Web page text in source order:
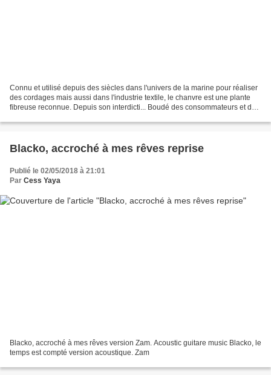
Connu et utilisé depuis des siècles dans l'univers de la marine pour réaliser
des cordages mais aussi dans l'industrie textile, le chanvre est une plante
fibreuse reconnue. Depuis son interdicti... Boudé des consommateurs et des
Blacko, accroché à mes rêves reprise
Publié le 02/05/2018 à 21:01
Par Cess Yaya
Blacko, accroché à mes rêves version Zam. Acoustic guitare music Blacko, le
temps est compté version acoustique. Zam